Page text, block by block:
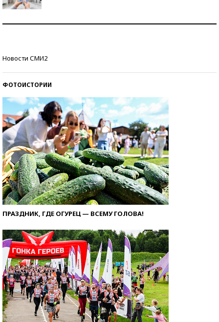
Новости СМИ2
ФОТОИСТОРИИ
ПРАЗДНИК, ГДЕ ОГУРЕЦ — ВСЕМУ ГОЛОВА!